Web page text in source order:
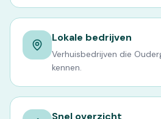
Lokale bedrijven
Verhuisbedrijven die
kennen.
Snel overzicht